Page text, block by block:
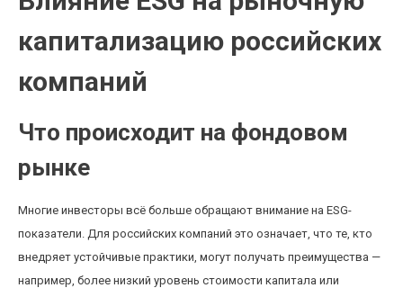
капитализацию российских
компаний
Что происходит на фондовом
рынке
Многие инвесторы всё больше обращают внимание на ESG-
показатели. Для российских компаний это означает, что те, кто
внедряет устойчивые практики, могут получать преимущества —
например, более низкий уровень стоимости капитала или